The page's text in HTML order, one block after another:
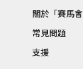
關於「賽馬
常見問題
支援